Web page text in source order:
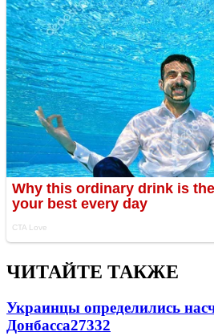
ЧИТАЙТЕ ТАКЖЕ
Украинцы определились
Донбасса27332